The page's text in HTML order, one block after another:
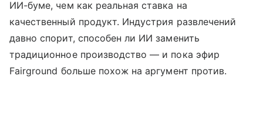
ИИ-буме, чем как реальная ставка на
качественный продукт. Индустрия развлечений
давно спорит, способен ли ИИ заменить
традиционное производство — и пока эфир
Fairground больше похож на аргумент против.